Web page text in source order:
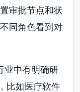
审批节点和状
同角色看到对
业中有明确研
比如医疗软件